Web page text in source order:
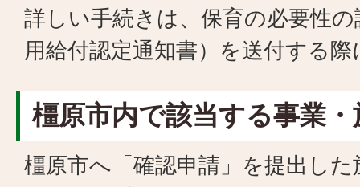
詳しい手続きは、保育の必要性
用給付認定通知書）を送付する
橿原市内で該当する事業・
橿原市へ「確認申請」を提出し